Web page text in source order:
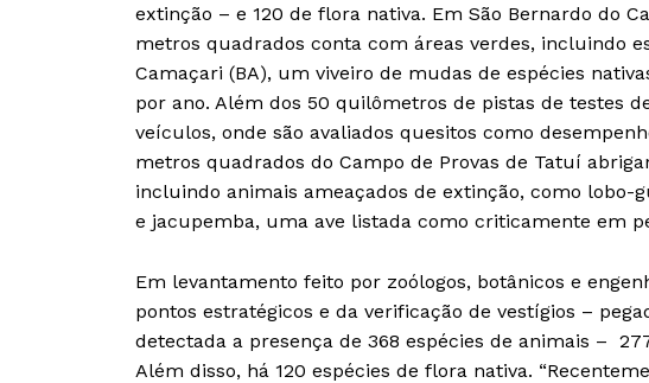
extinção – e 120 de flora nativa. Em São Bernardo do
metros quadrados conta com áreas verdes, incluindo
Camaçari (BA), um viveiro de mudas de espécies
por ano. Além dos 50 quilômetros de pistas de testes
veículos, onde são avaliados quesitos como
metros quadrados do Campo de Provas de Tatuí
incluindo animais ameaçados de extinção, como
e jacupemba, uma ave listada como criticamente em
Em levantamento feito por zoólogos, botânicos e
pontos estratégicos e da verificação de vestígios –
detectada a presença de 368 espécies de animais –
Além disso, há 120 espécies de flora nativa.